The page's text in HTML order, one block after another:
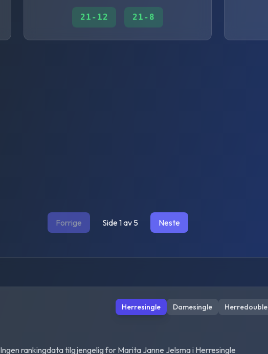
21 - 12 21 - 8
Forrige Side1av 5 Neste
Herresingle Damesingle Herredouble
Ingen rankingdata tilgjengelig for Marita Janne Jelsmai Herresingle